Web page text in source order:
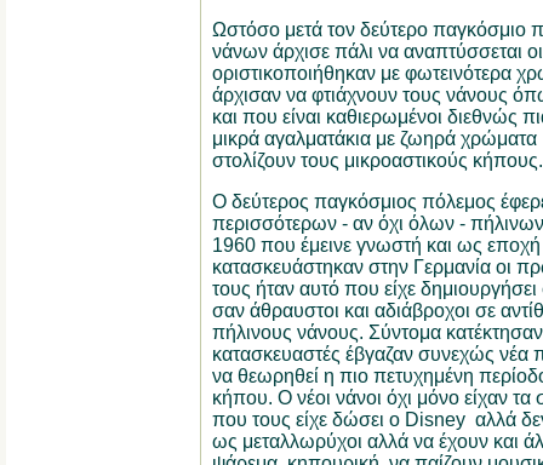
Ωστόσο μετά τον δεύτερο παγκόσμιο
νάνων άρχισε πάλι να αναπτύσσεται
οριστικοποιήθηκαν με φωτεινότερα
άρχισαν να φτιάχνουν τους νάνους
και που είναι καθιερωμένοι διεθνώς
μικρά αγαλματάκια με ζωηρά χρώματα
στολίζουν τους μικροαστικούς κήπους.
Ο δεύτερος παγκόσμιος πόλεμος
περισσότερων - αν όχι όλων -
1960 που έμεινε γνωστή και ως
κατασκευάστηκαν στην Γερμανία οι
τους ήταν αυτό που είχε
σαν άθραυστοι και αδιάβροχοι σε
πήλινους νάνους. Σύντομα
κατασκευαστές έβγαζαν συνεχώς νέα
να θεωρηθεί η πιο πετυχημένη
κήπου. Ο νέοι νάνοι όχι μόνο είχαν τα
που τους είχε δώσει ο Disney αλλά
ως μεταλλωρύχοι αλλά να έχουν και